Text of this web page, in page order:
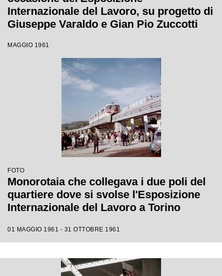
Internazionale del Lavoro, su progetto di
Giuseppe Varaldo e Gian Pio Zuccotti
MAGGIO 1961
FOTO
Monorotaia che collegava i due poli del
quartiere dove si svolse l'Esposizione
Internazionale del Lavoro a Torino
01 MAGGIO 1961 - 31 OTTOBRE 1961